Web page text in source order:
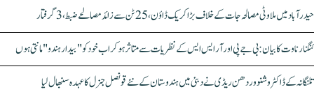
حیدرآباد میں ملاوٹی مصالحہ جات کے خلاف بڑا کریک ڈاؤن، 25 ٹن سے زائد مصالحے ضبط، 3 گرفتار
کنگنا رناوت کا بیان: بی جے پی اور آر ایس ایس کے نظریات سے متاثر ہو کر اب خود کو "بیدار ہندو" مانتی ہوں
تلنگانہ کے ڈاکٹر وشنو وردھن ریڈی نے دبئی میں ہندوستان کے نئے قونصل جنرل کا عہدہ سنبھال لیا